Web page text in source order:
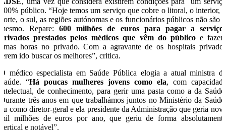
100% público. “Hoje temos um serviço que cobre o litoral, o interior, o
norte, o sul, as regiões autónomas e os funcionários públicos não são o
mesmo. Repare:600 milhões de euros para pagar a serviços
privados prestados pelos médicos que vêm do públicoe fazem
umas horas no privado. Com a agravante de os hospitais privados
terem ido buscar os melhores”, critica.
O médico especialista em Saúde Pública elogia a atual ministra da
Saúde. “Há poucas mulheres jovens como ela, com capacidade
intelectual, de conhecimento, para gerir uma pasta como a da Saúde.
Durante três anos em que trabalhámos juntos no Ministério da Saúde,
eu como diretor-geral e ela presidente da Administração que geria nove
mil milhões de euros por ano, que geriu de forma absolutamente
vertical e notável”.